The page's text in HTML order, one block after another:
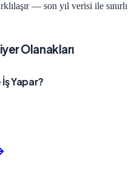
— son yıl verisi ile sınırlı
Olanakları
Yapar?